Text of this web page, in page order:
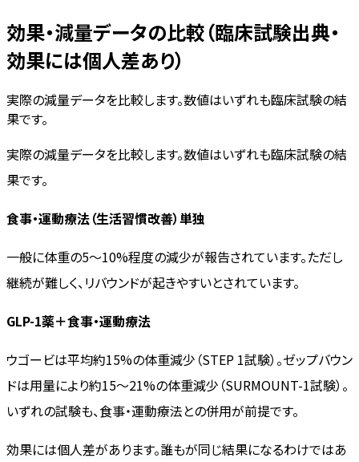
効果・減量データの比較（臨床試験出典・
効果には個人差あり）
実際の減量データを比較します。数値はいずれも臨床試験の結
果です。
実際の減量データを比較します。数値はいずれも臨床試験の結
果です。
食事・運動療法（生活習慣改善）単独
一般に体重の5〜10%程度の減少が報告されています。ただし
継続が難しく、リバウンドが起きやすいとされています。
GLP-1薬＋食事・運動療法
ウゴービは平均約15%の体重減少（STEP 1試験）。ゼップバウン
ドは用量により約15〜21%の体重減少（SURMOUNT-1試験）。
いずれの試験も、食事・運動療法との併用が前提です。
効果には個人差があります。誰もが同じ結果になるわけではあ